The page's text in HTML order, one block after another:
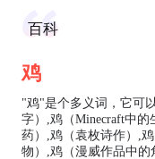
百科
鸡
"鸡"是个多义词，它可
字）,鸡（Minecraft中
药）,鸡（袁枚诗作）,
物）,鸡（漫威作品中的